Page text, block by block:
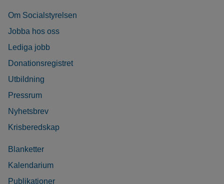
Om Socialstyrelsen
Jobba hos oss
Lediga jobb
Donationsregistret
Utbildning
Pressrum
Nyhetsbrev
Krisberedskap
Blanketter
Kalendarium
Publikationer